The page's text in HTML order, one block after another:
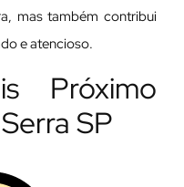
mas também contribui
e atencioso.
Próximo
SP